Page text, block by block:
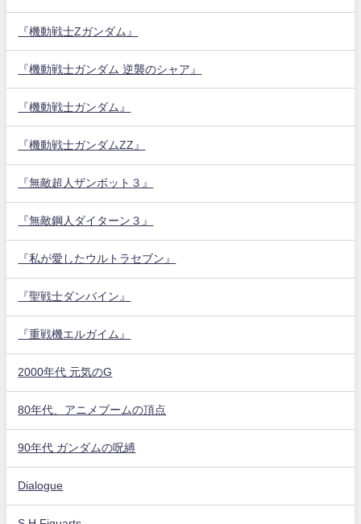
『機動戦士Zガンダム』
『機動戦士ガンダム 逆襲のシャア』
『機動戦士ガンダム』
『機動戦士ガンダムZZ』
『無敵超人ザンボット３』
『無敵鋼人ダイターン３』
『私が愛したウルトラセブン』
『聖戦士ダンバイン』
『重戦機エルガイム』
2000年代 元気のG
80年代、アニメブームの頂点
90年代 ガンダムの呪縛
Dialogue